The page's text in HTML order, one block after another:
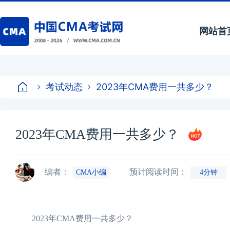
网站首
考试动态 2023年CMA费用一共多少？
2023年CMA费用一共多少？
编者： CMA小编 预计阅读时间： 4分钟
2023年CMA费用一共多少？